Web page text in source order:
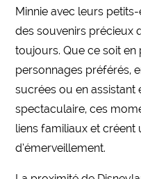
Minnie avec leurs
des souvenirs précieux
toujours. Que ce soit
personnages préférés,
sucrées ou en
spectaculaire, ces
liens familiaux et créent
d’émerveillement.